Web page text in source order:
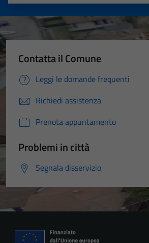
Contatta il Comune
Leggi le domande frequenti
Richiedi assistenza
Prenota appuntamento
Problemi in città
Segnala disservizio